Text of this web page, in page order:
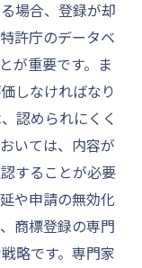
場合、登録が却
許庁のデータベ
が重要です。ま
しなければなり
認められにくく
いては、内容が
することが必要
や申請の無効化
商標登録の専門
略です。専門家